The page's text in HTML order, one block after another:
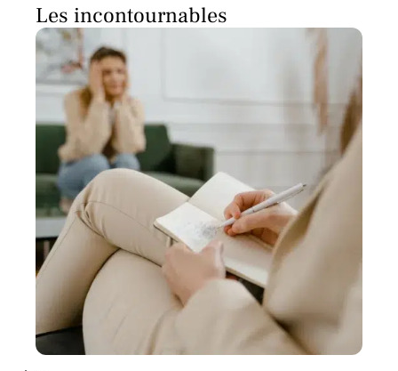
Les incontournables